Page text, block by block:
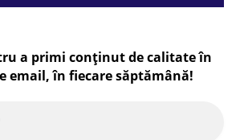
a primi conținut de calitate în
email, în fiecaresăptămână!